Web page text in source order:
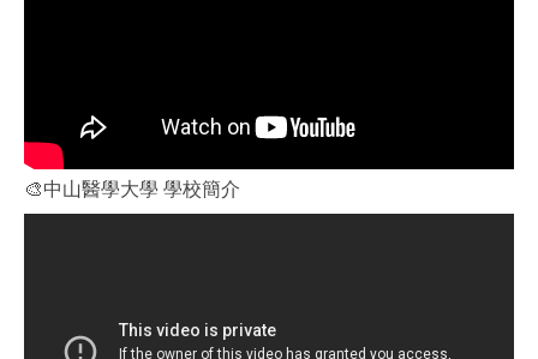
🎨中山醫學大學 學校簡介